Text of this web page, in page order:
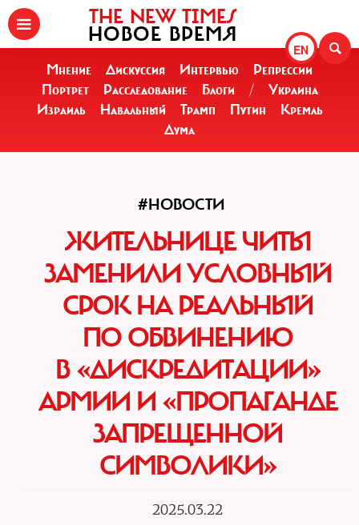
EN
THE NEW TIMES
НОВОЕ ВРЕМЯ
Мнение Дискуссия Интервью
Репрессии
Портрет
Расследование Блоги /
Украина
Израиль
Навальный Трамп Путин
Кремль
Дума
#НОВОСТИ
ЖИТЕЛЬНИЦЕ ЧИТЫ
ЗАМЕНИЛИ УСЛОВНЫЙ
СРОК НА РЕАЛЬНЫЙ
ПО ОБВИНЕНИЮ
В «ДИСКРЕДИТАЦИИ»
АРМИИ И «ПРОПАГАНДЕ
ЗАПРЕЩЕННОЙ
СИМВОЛИКИ»
2025.03.22